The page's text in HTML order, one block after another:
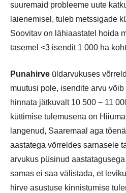
suuremaid probleeme uute
laienemisel, tuleb metssigade
Soovitav on lähiaastatel hoida
tasemel <3 isendit 1 000 ha
Punahirve üldarvukuses
muutusi pole, isendite arvu
hinnata jätkuvalt 10 500 − 11
küttimise tulemusena on
langenud, Saaremaal aga
aastatega võrreldes sarnasele
arvukus püsinud
samas ei saa välistada, et
hirve asustuse kinnistumise